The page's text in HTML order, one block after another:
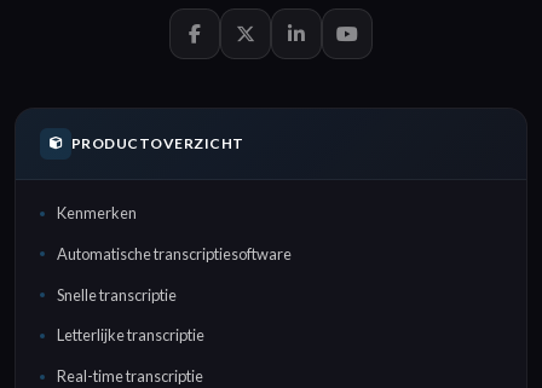
PRODUCTOVERZICHT
Kenmerken
Automatische transcriptiesoftware
Snelle transcriptie
Letterlijke transcriptie
Real-time transcriptie